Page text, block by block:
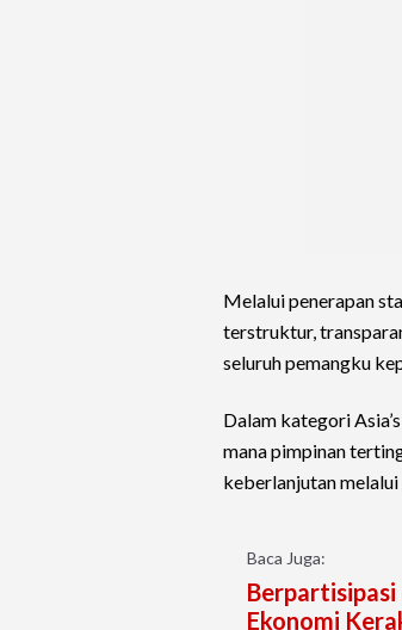
Melalui penerapan
terstruktur,
seluruh pemangku
Dalam kategori
mana pimpinan
keberlanjutan
Baca Juga:
Berpartisipasi
Ekonomi